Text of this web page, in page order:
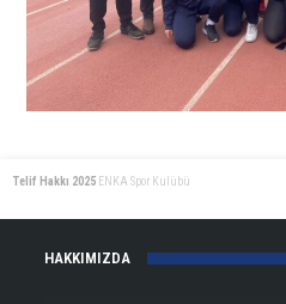
Telif Hakkı 2025 ENKA Spor Kulübü
HAKKIMIZDA